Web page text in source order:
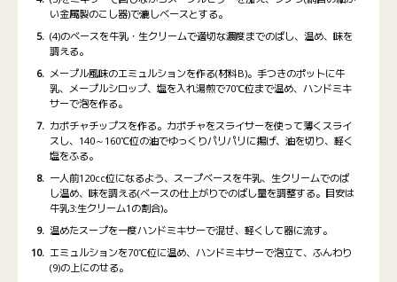
い金属製のこし器)で漉しベースとする。
(4)のベースを牛乳・生クリームで適切な濃度までのばし、温め、味を
調える。
メープル風味のエミュルションを作る(材料B)。手つきのポットに牛
乳、メープルシロップ、塩を入れ湯煎で70℃位まで温め、ハンドミキ
サーで泡を作る。
カボチャチップスを作る。カボチャをスライサーを使って薄くスライ
スし、140～160℃位の油でゆっくりパリパリに揚げ、油を切り、軽く
塩をふる。
一人前120cc位になるよう、スープベースを牛乳、生クリームでのば
し温め、味を調える(ベースの仕上がりでのばし量を調整する。目安は
牛乳3:生クリーム1の割合)。
温めたスープを一度ハンドミキサーで混ぜ、軽くして器に流す。
エミュルションを70℃位に温め、ハンドミキサーで泡立て、ふんわり
(9)の上にのせる。